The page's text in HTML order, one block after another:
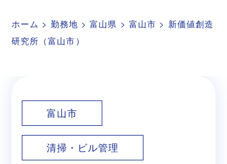
ホーム > 勤務地 >富山県 > 富山市 > 新価値創造
研究所（富山市）
富山市
清掃・ビル管理